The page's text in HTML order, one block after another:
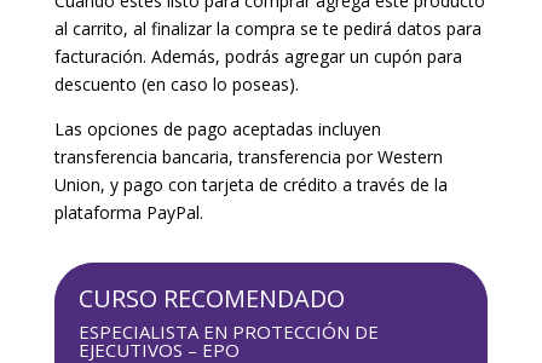
al carrito, al finalizar la compra se te pedirá datos para
facturación. Además, podrás agregar un cupón para
descuento (en caso lo poseas).
Las opciones de pago aceptadas incluyen
transferencia bancaria, transferencia por Western
Union, y pago con tarjeta de crédito a través de la
plataforma PayPal.
CURSO RECOMENDADO
ESPECIALISTA EN PROTECCIÓN DE
EJECUTIVOS – EPO